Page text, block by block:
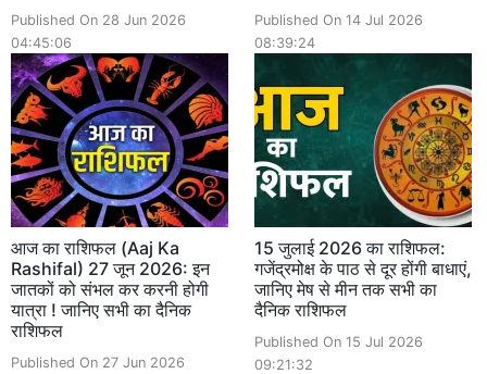
Published On 28 Jun 2026
04:45:06
Published On 14 Jul 2026
08:39:24
आज का राशिफल (Aaj Ka
Rashifal) 27 जून 2026: इन
जातकों को संभल कर करनी होगी
यात्रा ! जानिए सभी का दैनिक
राशिफल
Published On 27 Jun 2026
15 जुलाई 2026 का राशिफल:
गजेंद्रमोक्ष के पाठ से दूर होंगी बाधाएं,
जानिए मेष से मीन तक सभी का
दैनिक राशिफल
Published On 15 Jul 2026
09:21:32